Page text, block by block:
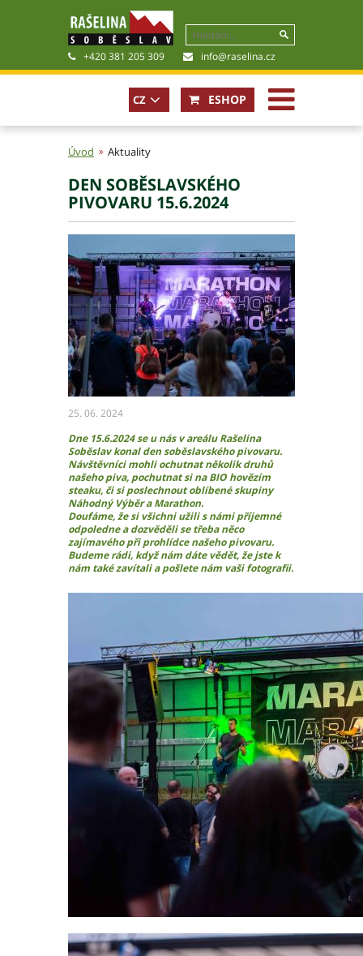
+420 381 205 309 info@raselina.cz
Historie, současnost
Politika společnosti
Pro akcionáře
Certifikáty
Poradna
Fotogalerie
Soubory ke stažení
Ochrana osobních údajů – GDPR
Hlavní město Praha
Středočeský kraj
Jihočeský kraj
Plzeňský kraj
Karlovarský kraj
Ústecký kraj
Pardubický kraj
Kraj Vysočina
Jihomoravský kraj
Moravskoslezský kraj
Slovenská republika
Druhy piva
Ceník piva
CZ ESHOP
Úvod Aktuality
DEN SOBĚSLAVSKÉHO
PIVOVARU 15.6.2024
25. 06. 2024
Dne 15.6.2024 se u nás v areálu Rašelina
Soběslav konal den soběslavského pivovaru.
Návštěvníci mohli ochutnat několik druhů
našeho piva, pochutnat si na BIO hovězím
steaku, či si poslechnout oblíbené skupiny
Náhodný Výběr a Marathon.
Doufáme, že si všichni užili s námi příjemné
odpoledne a dozvěděli se třeba něco
zajímavého při prohlídce našeho pivovaru.
Budeme rádi, když nám dáte vědět, že jste k
nám také zavítali a pošlete nám vaši fotografii.